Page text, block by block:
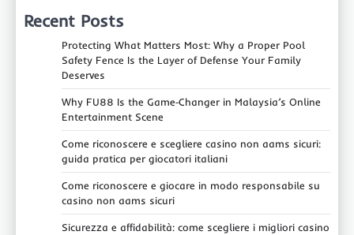
Recent Posts
Protecting What Matters Most: Why a Proper Pool
Safety Fence Is the Layer of Defense Your Family
Deserves
Why FU88 Is the Game‑Changer in Malaysia’s Online
Entertainment Scene
Come riconoscere e scegliere casino non aams sicuri:
guida pratica per giocatori italiani
Come riconoscere e giocare in modo responsabile su
casino non aams sicuri
Sicurezza e affidabilità: come scegliere i migliori casino